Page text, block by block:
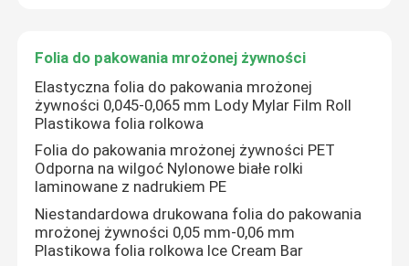
Drukowana folia opakowaniowa
Folia do pakowania mrożonej żywności
Plastikowa folia do pakowania żywności
Folia do pakowania mrożonej żywności
Elastyczna folia do pakowania mrożonej
żywności 0,045-0,065 mm Lody Mylar Film Roll
Plastikowa folia rolkowa
Folia do pakowania mrożonej żywności PET
Odporna na wilgoć Nylonowe białe rolki
laminowane z nadrukiem PE
Niestandardowa drukowana folia do pakowania
mrożonej żywności 0,05 mm-0,06 mm
Plastikowa folia rolkowa Ice Cream Bar